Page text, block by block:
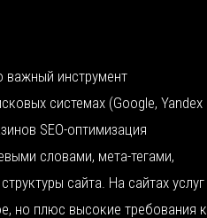
важный инструмент
системах (Google, Yandex
SEO-оптимизация
словами, мета-тегами,
сайта. На сайтах услуг
но плюс высокие требования к